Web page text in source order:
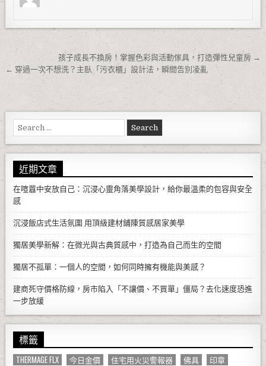
文章導覽孩子成長不換房！掌握色彩與活動傢具，打造彈性兒童房 →
← 穿過一次不想洗？主臥「污衣櫃」設計法，瞬間告別凌亂
Search for:
近期文章
在喧囂中安放自己：沉浸心靈角落美學設計，給你最溫柔的包容與安全
感
沉浸飯店式生活氛圍 用頂級建材鋪陳質感居家美學
獨居美學新解：在微光與古典質感中，打造為自己而生的空間
獨居不孤單：一個人的空間，如何同時擁有機能與美感？
建商死守價格防線，房市陷入「不讓價、不買單」僵局？去化速度恐進
一步放緩
標籤
THERMAGE FLX 今日金價 住宅用火災警報器 佛具
印章